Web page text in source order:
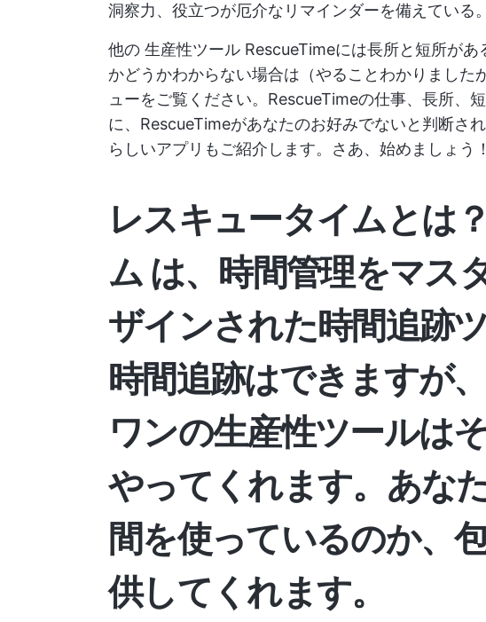
洞察力、役立つが厄介なリマインダーを備えている
他の 生産性ツール RescueTimeには長所と短所が
かどうかわからない場合は（やることわかりました
ューをご覧ください。RescueTimeの仕事、長所、
に、RescueTimeがあなたのお好みでないと判断さ
らしいアプリもご紹介します。さあ、始めましょう！
レスキュータイムとは？
ム は、時間管理をマス
ザインされた時間追跡
時間追跡はできますが
ワンの生産性ツールは
やってくれます。あな
間を使っているのか、
供してくれます。